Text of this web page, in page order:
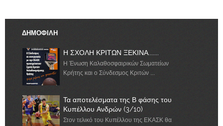
ΔΗΜΟΦΙΛΗ
Η ΣΧΟΛΗ ΚΡΙΤΩΝ ΞΕΚΙΝΑ.......
Η Ένωση Καλαθοσφαιρικών Σωματείων
Κρήτης και ο Σύνδεσμος Κριτών ...
Τα αποτελέσματα της Β φάσης του
Κυπέλλου Ανδρών (3/10)
Στον τελικό του Κυπέλλου της ΕΚΑΣΚ θα